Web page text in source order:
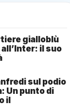
gialloblù
il suo
sul podio
Un punto di
il